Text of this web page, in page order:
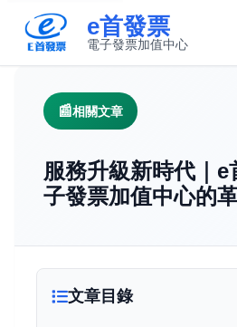
e首發票
電子發票加值中心
相關文章
服務升級新時代｜e
子發票加值中心的
文章目錄